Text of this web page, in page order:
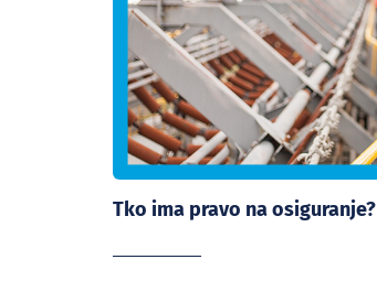
Tko ima pravo na osiguranje?